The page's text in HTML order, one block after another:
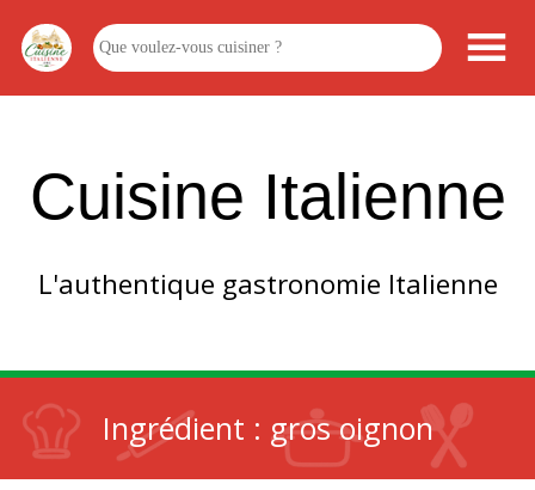
Cuisine Italienne
L'authentique gastronomie Italienne
Ingrédient : gros oignon